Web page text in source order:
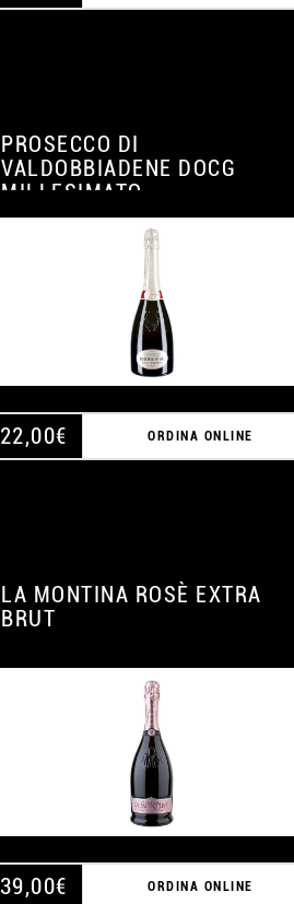
PROSECCO DI
VALDOBBIADENE DOCG
MILLESIMATO
22,00€ ORDINA ONLINE
LA MONTINA ROSÈ EXTRA
BRUT
39,00€ ORDINA ONLINE